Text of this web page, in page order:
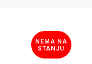
NEMA NA
STANJU